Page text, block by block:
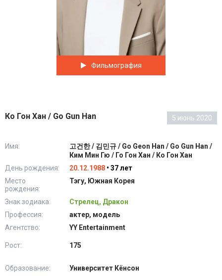
Фильмография
Ко Гон Хан / Go Gun Han 5 июнь 2020
Имя:
고건한 / 김민규 / Go Geon Han / Go Gun Han /
Ким Мин Гю / Го Гон Хан / Ко Гон Хан
День рождения:
20.12.1988 • 37 лет
Место
рождения:
Тэгу, Южная Корея
Знак зодиака:
Стрелец, Дракон
Профессия:
актер, модель
Агентство:
YY Entertainment
Рост: 175
Образование: Университет Кёнсон